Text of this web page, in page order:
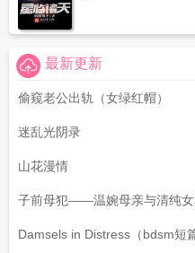
最新更新
偷窥老公出轨（女绿红帽）
迷乱光阴录
山花漫情
子前母犯——温婉母亲与清纯女
Damsels in Distress（bdsm短